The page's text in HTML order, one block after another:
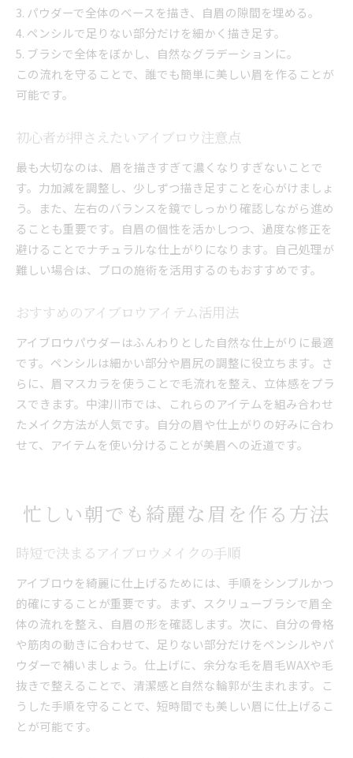
3. パウダーで全体のベースを描き、自眉の隙間を埋める。
4. ペンシルで足りない部分だけを細かく描き足す。
5. ブラシで全体をぼかし、自然なグラデーションに。
この流れを守ることで、誰でも簡単に美しい眉を作ることが
可能です。
初心者が押さえたいアイブロウ注意点
最も大切なのは、眉を描きすぎて濃くなりすぎないことで
す。力加減を調整し、少しずつ描き足すことを心がけましょ
う。また、左右のバランスを鏡でしっかり確認しながら進め
ることも重要です。自眉の個性を活かしつつ、過度な修正を
避けることでナチュラルな仕上がりになります。自己処理が
難しい場合は、プロの施術を活用するのもおすすめです。
おすすめのアイブロウアイテム活用法
アイブロウパウダーはふんわりとした自然な仕上がりに最適
です。ペンシルは細かい部分や眉尻の調整に役立ちます。さ
らに、眉マスカラを使うことで毛流れを整え、立体感をプラ
スできます。中津川市では、これらのアイテムを組み合わせ
たメイク方法が人気です。自分の眉や仕上がりの好みに合わ
せて、アイテムを使い分けることが美眉への近道です。
忙しい朝でも綺麗な眉を作る方法
時短で決まるアイブロウメイクの手順
アイブロウを綺麗に仕上げるためには、手順をシンプルかつ
的確にすることが重要です。まず、スクリューブラシで眉全
体の流れを整え、自眉の形を確認します。次に、自分の骨格
や筋肉の動きに合わせて、足りない部分だけをペンシルやパ
ウダーで補いましょう。仕上げに、余分な毛を眉毛WAXや毛
抜きで整えることで、清潔感と自然な輪郭が生まれます。こ
うした手順を守ることで、短時間でも美しい眉に仕上げるこ
とが可能です。